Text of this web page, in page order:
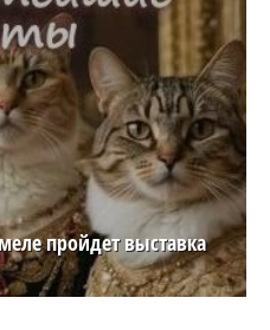
пройдет выставка